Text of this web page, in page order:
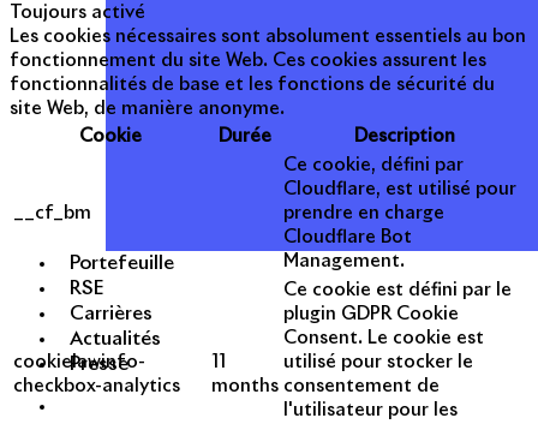
Portefeuille
RSE
Carrières
Actualités
Presse
Toujours activé
Les cookies nécessaires sont absolument essentiels au bon
fonctionnement du site Web. Ces cookies assurent les
fonctionnalités de base et les fonctions de sécurité du
site Web, de manière anonyme.
Cookie
Durée Description
__cf_bm
Ce cookie, défini par
Cloudflare, est utilisé pour
prendre en charge
Cloudflare Bot
Management.
cookielawinfo-
checkbox-analytics
months
Ce cookie est défini par le
plugin GDPR Cookie
Consent. Le cookie est
utilisé pour stocker le
consentement de
l'utilisateur pour les